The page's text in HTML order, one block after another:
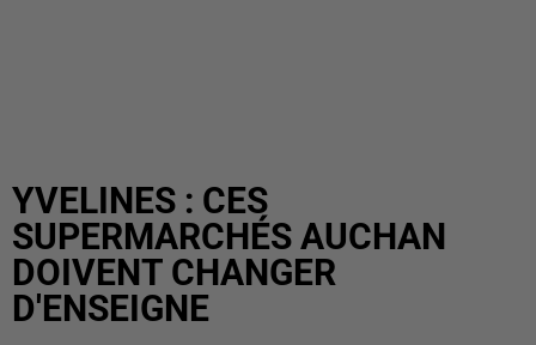
YVELINES : CES
SUPERMARCHÉS AUCHAN
DOIVENT CHANGER
D'ENSEIGNE